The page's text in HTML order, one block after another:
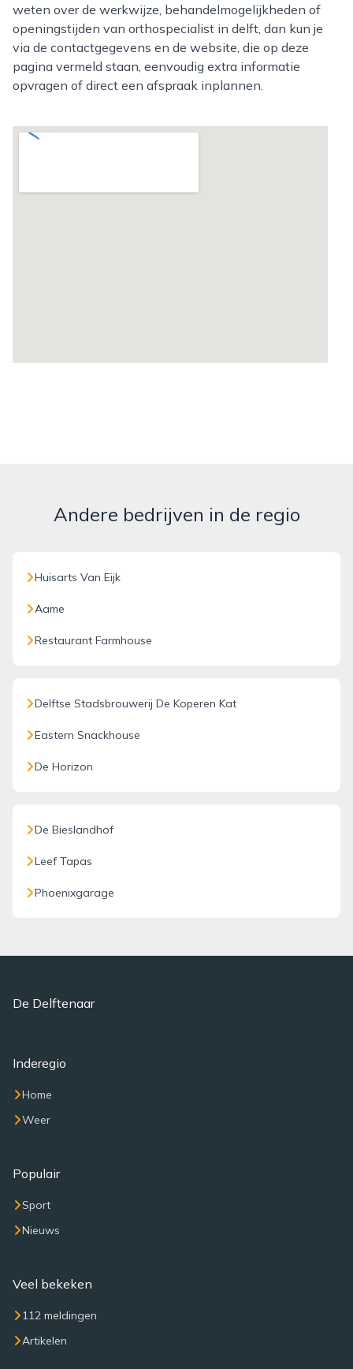
weten over de werkwijze, behandelmogelijkheden of
openingstijden van orthospecialist in delft, dan kun je
via de contactgegevens en de website, die op deze
pagina vermeld staan, eenvoudig extra informatie
opvragen of direct een afspraak inplannen.
Andere bedrijven in de regio
Huisarts Van Eijk
Aame
Restaurant Farmhouse
Delftse Stadsbrouwerij De Koperen Kat
Eastern Snackhouse
De Horizon
De Bieslandhof
Leef Tapas
Phoenixgarage
De Delftenaar
Inderegio
Home
Weer
Populair
Sport
Nieuws
Veel bekeken
112 meldingen
Artikelen